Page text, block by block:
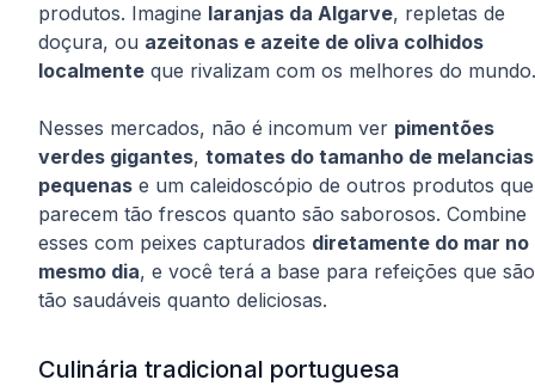
produtos. Imagine laranjas da Algarve, repletas de
doçura, ou azeitonas e azeite de oliva colhidos
localmente que rivalizam com os melhores do mundo.
Nesses mercados, não é incomum ver pimentões
verdes gigantes, tomates do tamanho de melancias
pequenas e um caleidoscópio de outros produtos que
parecem tão frescos quanto são saborosos. Combine
esses com peixes capturados diretamente do mar no
mesmo dia, e você terá a base para refeições que são
tão saudáveis quanto deliciosas.
Culinária tradicional portuguesa